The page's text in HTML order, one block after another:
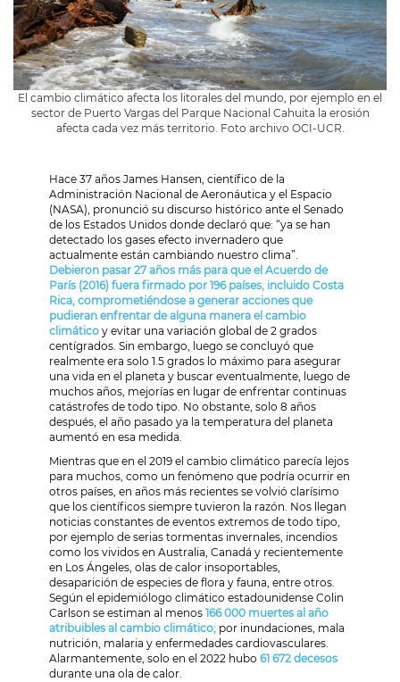
El cambio climático afecta los litorales del mundo, por ejemplo en el
sector de Puerto Vargas del Parque Nacional Cahuita la erosión
afecta cada vez más territorio. Foto archivo OCI-UCR.
Hace 37 años James Hansen, científico de la
Administración Nacional de Aeronáutica y el Espacio
(NASA), pronunció su discurso histórico ante el Senado
de los Estados Unidos donde declaró que: “ya se han
detectado los gases efecto invernadero que
actualmente están cambiando nuestro clima”.
Debieron pasar 27 años más para que el Acuerdo de
París (2016) fuera firmado por 196 países, incluido Costa
Rica, comprometiéndose a generar acciones que
pudieran enfrentar de alguna manera el cambio
climático y evitar una variación global de 2 grados
centígrados. Sin embargo, luego se concluyó que
realmente era solo 1.5 grados lo máximo para asegurar
una vida en el planeta y buscar eventualmente, luego de
muchos años, mejorías en lugar de enfrentar continuas
catástrofes de todo tipo. No obstante, solo 8 años
después, el año pasado ya la temperatura del planeta
aumentó en esa medida.
Mientras que en el 2019 el cambio climático parecía lejos
para muchos, como un fenómeno que podría ocurrir en
otros países, en años más recientes se volvió clarísimo
que los científicos siempre tuvieron la razón. Nos llegan
noticias constantes de eventos extremos de todo tipo,
por ejemplo de serias tormentas invernales, incendios
como los vividos en Australia, Canadá y recientemente
en Los Ángeles, olas de calor insoportables,
desaparición de especies de flora y fauna, entre otros.
Según el epidemiólogo climático estadounidense Colin
Carlson se estiman al menos 166 000 muertes al año
atribuibles al cambio climático; por inundaciones, mala
nutrición, malaria y enfermedades cardiovasculares.
Alarmantemente, solo en el 2022 hubo 61 672 decesos
durante una ola de calor.